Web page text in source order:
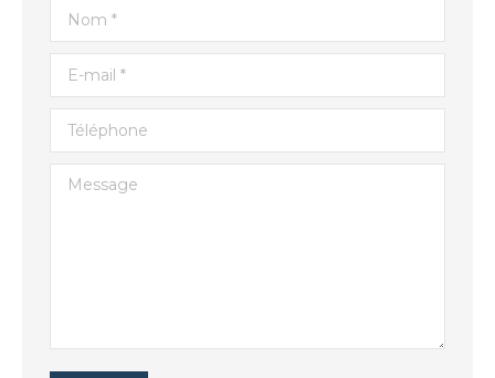
Nom *
E-mail *
Téléphone
Message